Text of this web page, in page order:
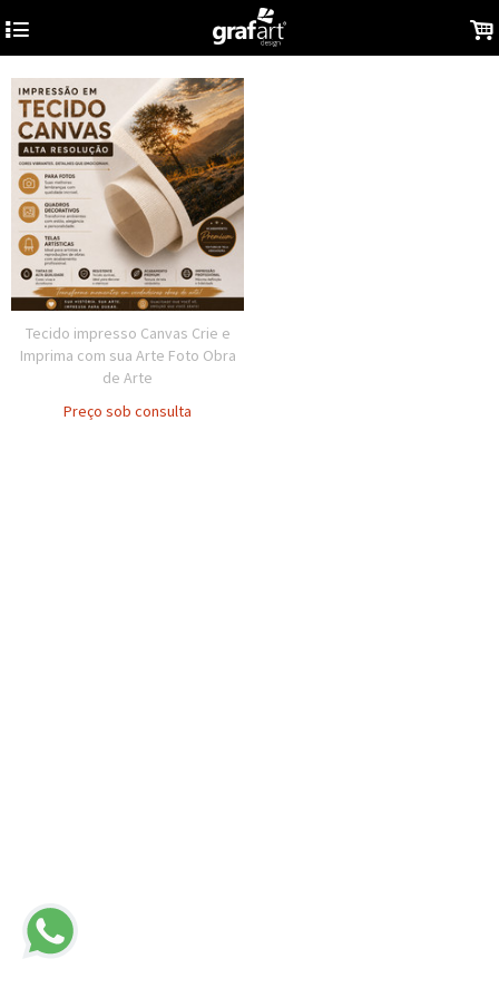
4 .
Tecido impresso Canvas Crie e
Imprima com sua Arte Foto Obra
de Arte
Preço sob consulta